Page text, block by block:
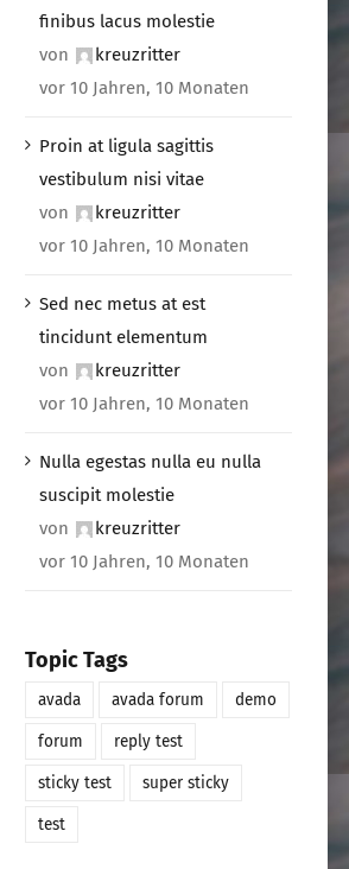
finibus lacus molestie
von
kreuzritter
vor 10 Jahren, 10 Monaten
Proin at ligula sagittis
vestibulum nisi vitae
von
kreuzritter
vor 10 Jahren, 10 Monaten
Sed nec metus at est
tincidunt elementum
von
kreuzritter
vor 10 Jahren, 10 Monaten
Nulla egestas nulla eu nulla
suscipit molestie
von
kreuzritter
vor 10 Jahren, 10 Monaten
Topic Tags
avada avada forum demo
forum reply test
sticky test super sticky
test